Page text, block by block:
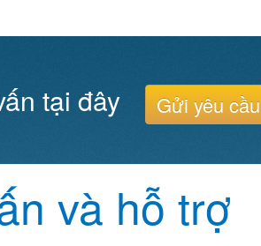
tại đây Gửi yêu cầu
và hỗ trợ